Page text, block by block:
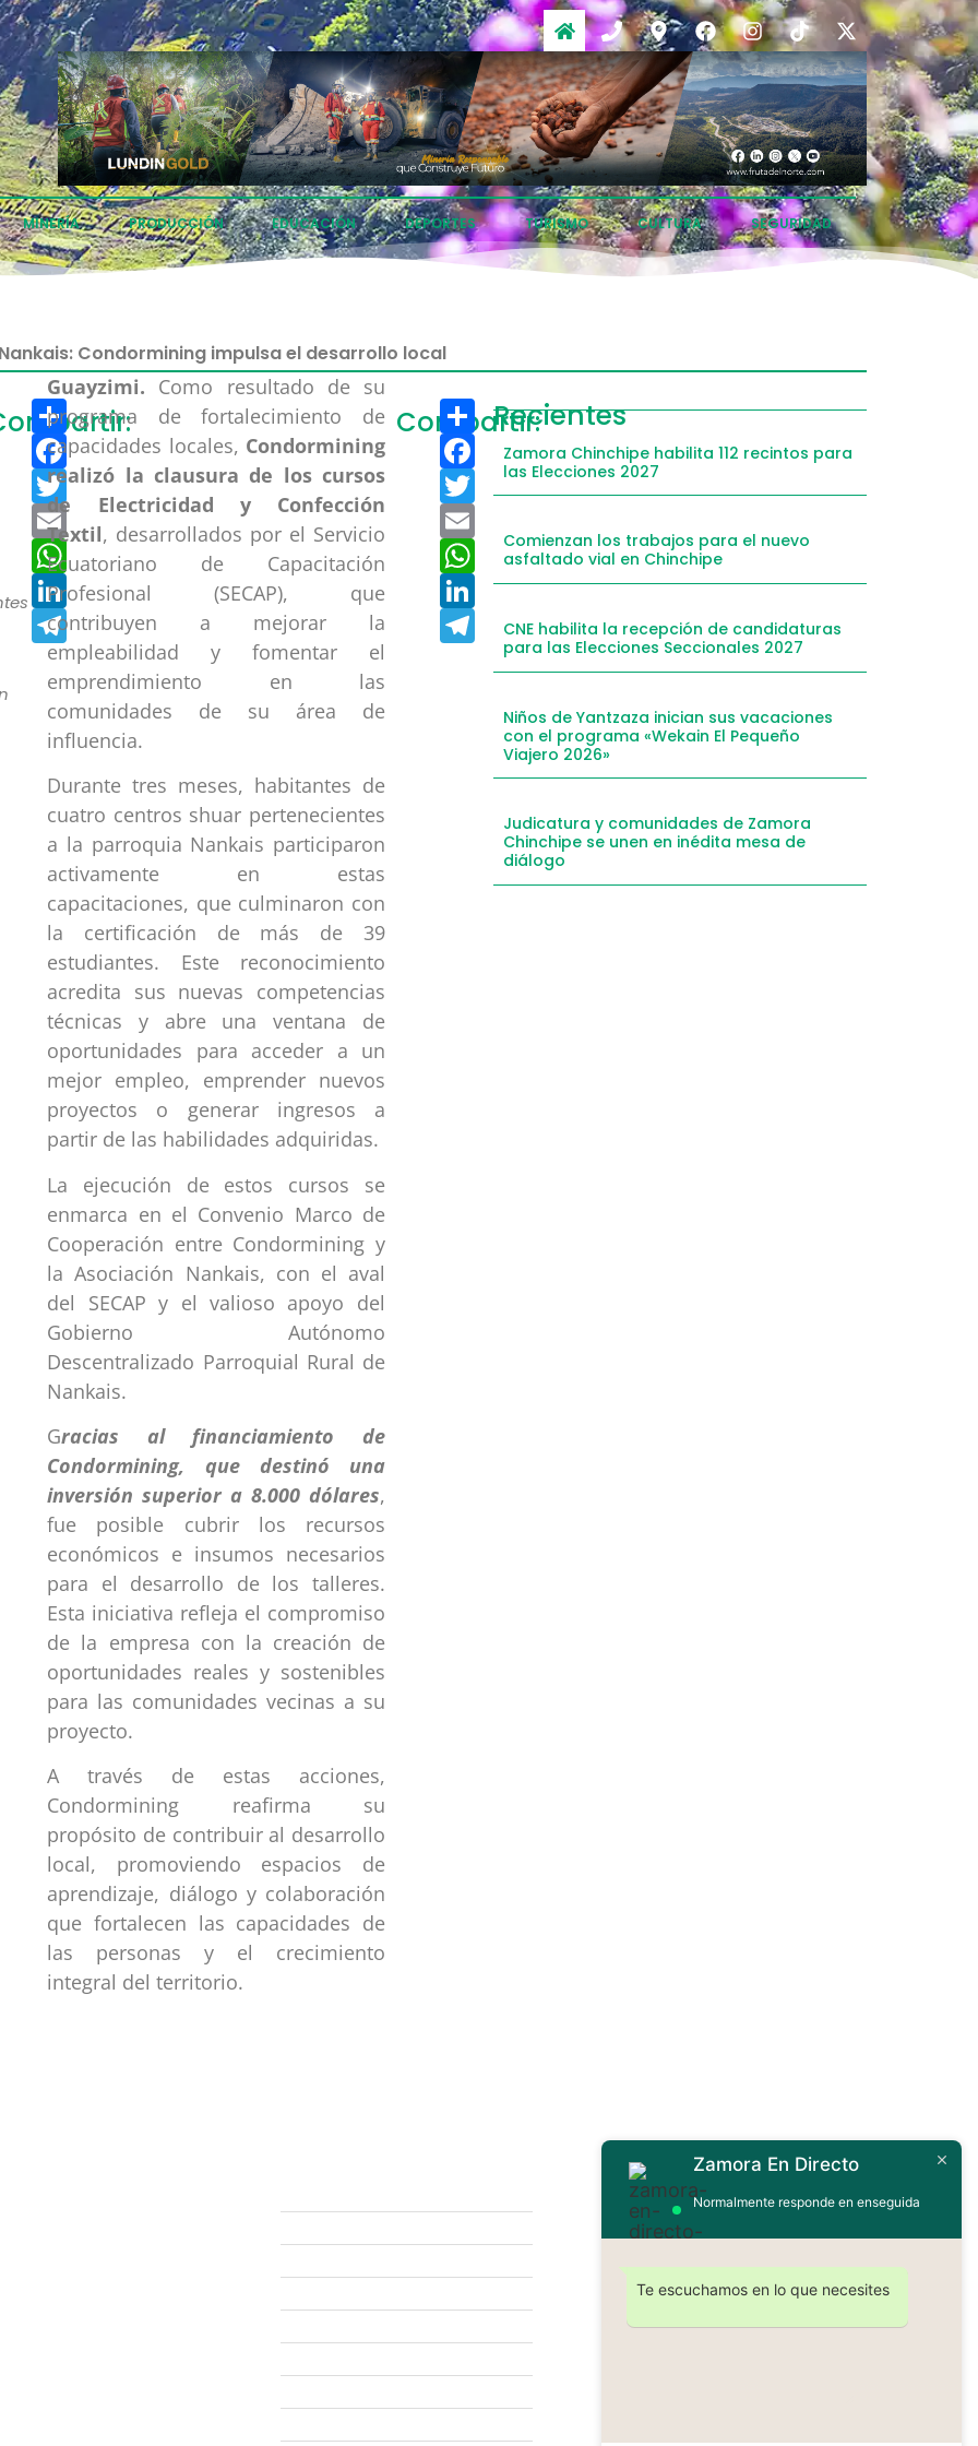
MINERÍA PRODUCCIÓN EDUCACIÓN DEPORTES TURISMO CULTURA SEGURIDAD
Condormining impulsa el desarrollo local
Compartir
Facebook
Twitter
Email
WhatsApp
LinkedIn
Telegram
Guayzimi. Como resultado de su
programa de fortalecimiento de
capacidades locales, Condormining
realizó la clausura de los cursos
de Electricidad y Confección
Textil, desarrollados por el Servicio
Ecuatoriano de Capacitación
Profesional (SECAP), que
contribuyen a mejorar la
empleabilidad y fomentar el
emprendimiento en las
comunidades de su área de
influencia.
Durante tres meses, habitantes de
cuatro centros shuar pertenecientes
a la parroquia Nankais participaron
activamente en estas
capacitaciones, que culminaron con
la certificación de más de 39
estudiantes. Este reconocimiento
acredita sus nuevas competencias
técnicas y abre una ventana de
oportunidades para acceder a un
mejor empleo, emprender nuevos
proyectos o generar ingresos a
partir de las habilidades adquiridas.
La ejecución de estos cursos se
enmarca en el Convenio Marco de
Cooperación entre Condormining y
la Asociación Nankais, con el aval
del SECAP y el valioso apoyo del
Gobierno Autónomo
Descentralizado Parroquial Rural de
Nankais.
Gracias al financiamiento de
Condormining, que destinó una
inversión superior a 8.000 dólares,
fue posible cubrir los recursos
económicos e insumos necesarios
para el desarrollo de los talleres.
Esta iniciativa refleja el compromiso
de la empresa con la creación de
oportunidades reales y sostenibles
para las comunidades vecinas a su
proyecto.
A través de estas acciones,
Condormining reafirma su
propósito de contribuir al desarrollo
local, promoviendo espacios de
aprendizaje, diálogo y colaboración
que fortalecen las capacidades de
las personas y el crecimiento
integral del territorio.
Compartir:
Compartir
Facebook
Twitter
WhatsApp
LinkedIn
Telegram
Recientes
Zamora Chinchipe habilita 112 recintos para
las Elecciones 2027
Comienzan los trabajos para el nuevo
asfaltado vial en Chinchipe
CNE habilita la recepción de candidaturas
para las Elecciones Seccionales 2027
Niños de Yantzaza inician sus vacaciones
con el programa «Wekain El Pequeño
Viajero 2026»
Judicatura y comunidades de Zamora
Chinchipe se unen en inédita mesa de
diálogo
Webmail
Zamora
Yantzaza
Centinela del Cóndor
El Pangui
Palanda
Nangaritza
Paquisha
Contáctanos
Enviar
Zamora En Directo
Normalmente responde en enseguida
Te escuchamos en lo que necesites